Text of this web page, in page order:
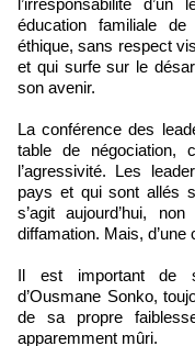
l’irresponsabilité
éducation familiale
éthique, sans respect
et qui surfe sur le
son avenir.
La conférence des
table de négociation,
l’agressivité. Les
pays et qui sont allés
s’agit aujourd’hui,
diffamation. Mais,
Il est important de
d’Ousmane Sonko,
de sa propre
apparemment mûri.